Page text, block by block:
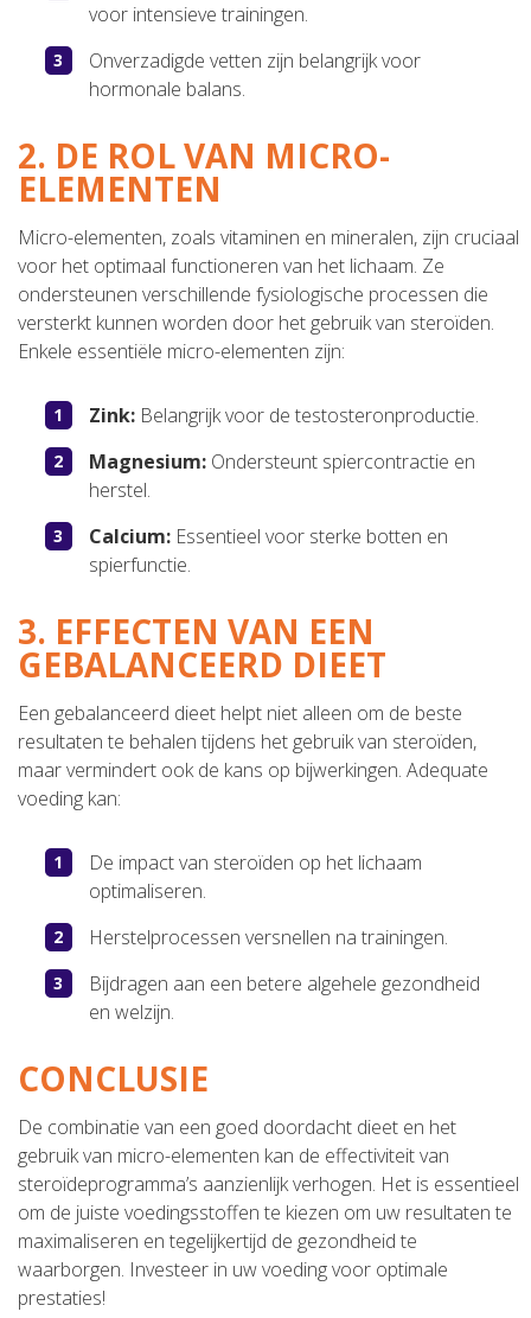
voor intensieve trainingen.
Onverzadigde vetten zijn belangrijk voor
hormonale balans.
2. DE ROL VAN MICRO-
ELEMENTEN
Micro-elementen, zoals vitaminen en mineralen, zijn cruciaal
voor het optimaal functioneren van het lichaam. Ze
ondersteunen verschillende fysiologische processen die
versterkt kunnen worden door het gebruik van steroïden.
Enkele essentiële micro-elementen zijn:
Zink: Belangrijk voor de testosteronproductie.
Magnesium: Ondersteunt spiercontractie en
herstel.
Calcium: Essentieel voor sterke botten en
spierfunctie.
3. EFFECTEN VAN EEN
GEBALANCEERD DIEET
Een gebalanceerd dieet helpt niet alleen om de beste
resultaten te behalen tijdens het gebruik van steroïden,
maar vermindert ook de kans op bijwerkingen. Adequate
voeding kan:
De impact van steroïden op het lichaam
optimaliseren.
Herstelprocessen versnellen na trainingen.
Bijdragen aan een betere algehele gezondheid
en welzijn.
CONCLUSIE
De combinatie van een goed doordacht dieet en het
gebruik van micro-elementen kan de effectiviteit van
steroïdeprogramma’s aanzienlijk verhogen. Het is essentieel
om de juiste voedingsstoffen te kiezen om uw resultaten te
maximaliseren en tegelijkertijd de gezondheid te
waarborgen. Investeer in uw voeding voor optimale
prestaties!